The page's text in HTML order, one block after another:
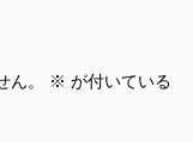
。 ※ が付いている